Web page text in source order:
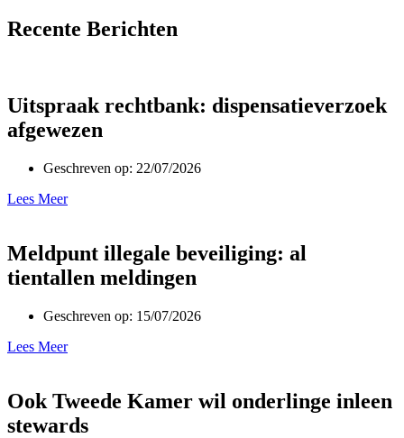
Recente Berichten
Uitspraak rechtbank: dispensatieverzoek
afgewezen
Geschreven op: 22/07/2026
Lees Meer
Meldpunt illegale beveiliging: al
tientallen meldingen
Geschreven op: 15/07/2026
Lees Meer
Ook Tweede Kamer wil onderlinge inleen
stewards